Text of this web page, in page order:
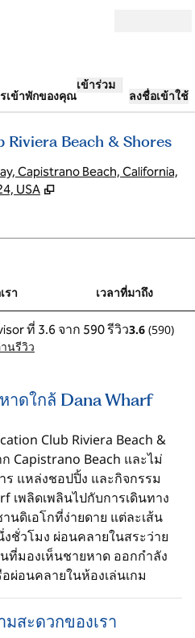
เข้าพักของคุณ
เข้าร่วม
ลงชื่อเข้าใช้
Beach & Shores
Capistrano Beach, California,
USA
รา เวลาที่มาถึง
3.6 (590)
นรีวิว
าดใกล้ Dana Wharf
Club Riviera Beach &
Capistrano Beach และไม่
ร แหล่งชอปปิ้ง และกิจกรรม
เพลิดเพลินไปกับการเดินทาง
นดิเอโกที่ง่ายดาย แต่ละเส้น
ชั่วโมง ผ่อนคลายในสระว่าย
ที่มองเห็นชายหาด ออกกําลัง
ผ่อนคลายในห้องเล่นเกม
สะดวกของเรา